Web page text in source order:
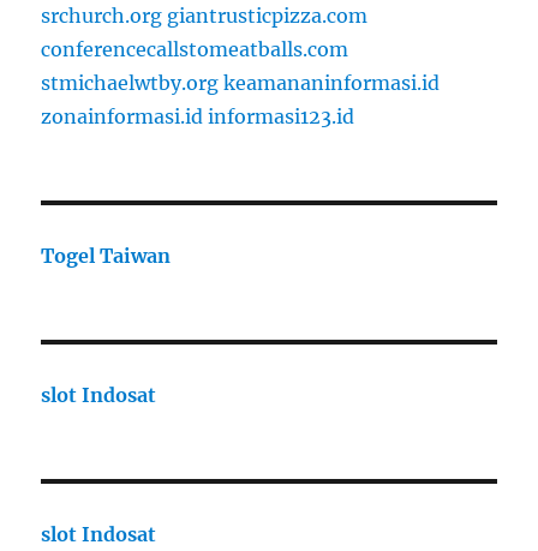
srchurch.org giantrusticpizza.com
conferencecallstomeatballs.com
stmichaelwtby.org keamananinformasi.id
zonainformasi.id informasi123.id
Togel Taiwan
slot Indosat
slot Indosat